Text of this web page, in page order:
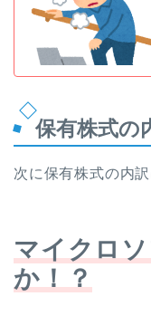
保有株式の
次に保有株式の内
マイクロ
か！？